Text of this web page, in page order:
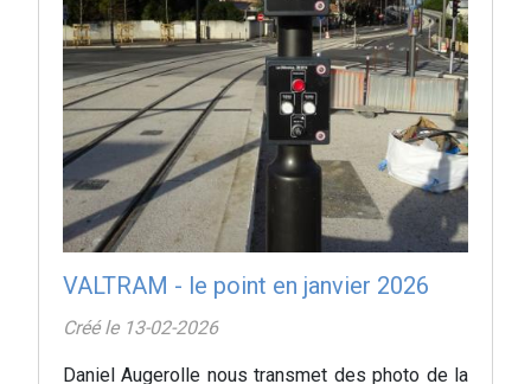
VALTRAM - le point en janvier 2026
Créé le 13-02-2026
Daniel Augerolle nous transmet des photo de la